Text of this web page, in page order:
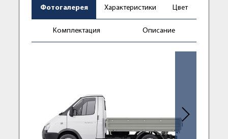
Фотогалерея Характеристики Цвет
Комплектация Описание
Следующее